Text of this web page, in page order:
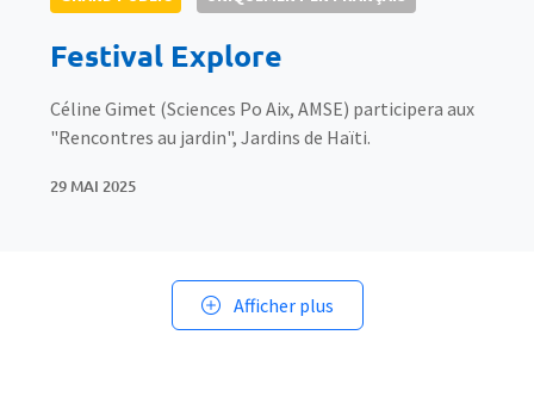
Festival Explore
Céline Gimet (Sciences Po Aix, AMSE) participera aux
"Rencontres au jardin", Jardins de Haïti.
29 MAI 2025
Afficher plus